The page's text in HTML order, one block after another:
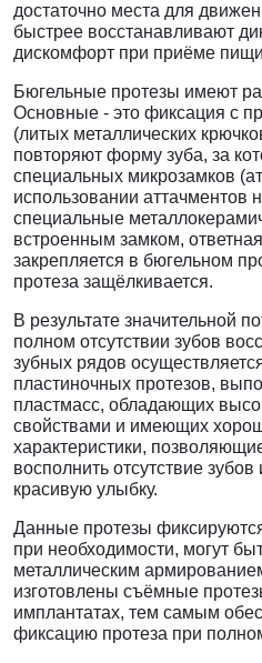
достаточно места для
быстрее восстанавливают
дискомфорт при приёме
Бюгельные протезы имеют
Основные - это фиксация с
(литых металлических
повторяют форму зуба, за
специальных микрозамков
использовании аттачментов
специальные
встроенным замком, ответная
закрепляется в бюгельном
протеза защёлкивается.
В результате значительной
полном отсутствии зубов
зубных рядов
пластиночных протезов,
пластмасс, обладающих
свойствами и имеющих
характеристики,
восполнить отсутствие
красивую улыбку.
Данные протезы
при необходимости, могут
металлическим
изготовлены съёмные
имплантатах, тем самым
фиксацию протеза при